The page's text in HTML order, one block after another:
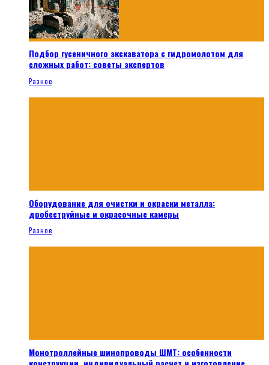
Подбор гусеничного экскаватора с гидромолотом для
сложных работ: советы экспертов
Разное
Оборудование для очистки и окраски металла:
дробеструйные и окрасочные камеры
Разное
Монотроллейные шинопроводы ШМТ: особенности